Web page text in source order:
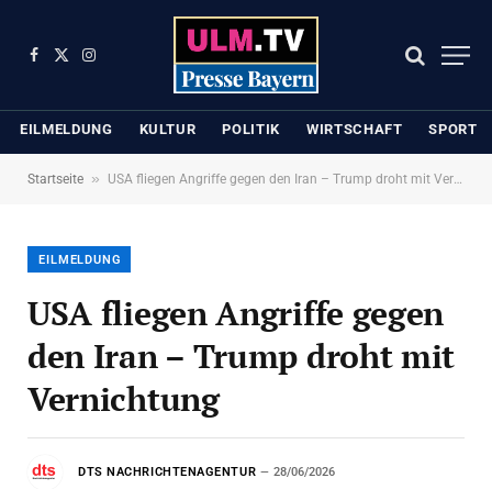
Facebook
X
Instagram
EILMELDUNG KULTUR POLITIK WIRTSCHAFT SPORT
Startseite » USA fliegen Angriffe gegen den Iran – Trump droht mit Vernichtung
EILMELDUNG
USA fliegen Angriffe gegen
den Iran – Trump droht mit
Vernichtung
DTS NACHRICHTENAGENTUR 28/06/2026